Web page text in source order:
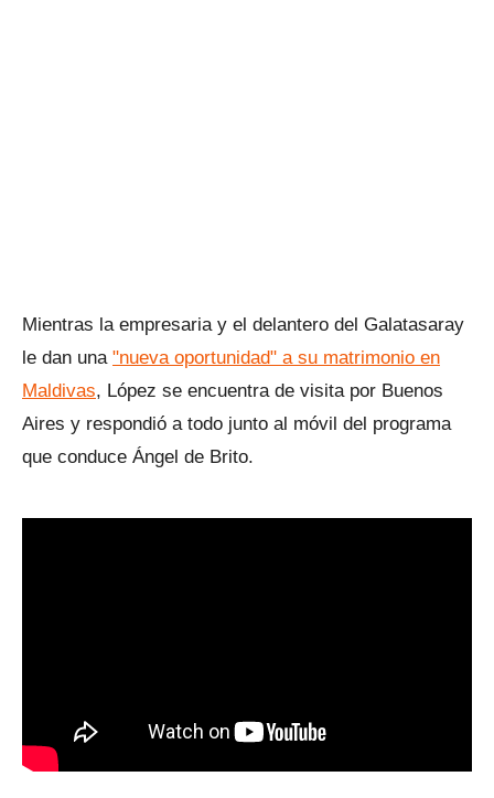
Mientras la empresaria y el delantero del Galatasaray
le dan una "nueva oportunidad" a su matrimonio en
Maldivas, López se encuentra de visita por Buenos
Aires y respondió a todo junto al móvil del programa
que conduce Ángel de Brito.